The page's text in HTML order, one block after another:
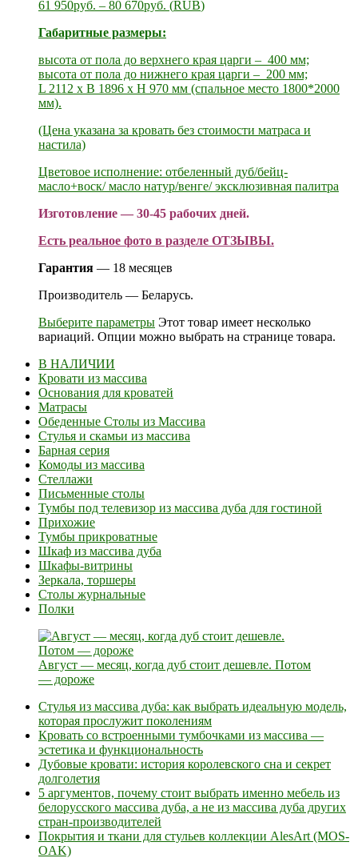
61 950руб. – 80 670руб. (RUB)
Габаритные размеры:
высота от пола до верхнего края царги – 400 мм;
высота от пола до нижнего края царги – 200 мм;
L 2112 x B 1896 х H 970 мм (спальное место 1800*2000
мм).
(Цена указана за кровать без стоимости матраса и
настила)
Цветовое исполнение: отбеленный дуб/бейц-
масло+воск/ масло натур/венге/ эксклюзивная палитра
Изготовление — 30-45 рабочих дней.
Есть реальное фото в разделе ОТЗЫВЫ.
Гарантия — 18 месяцев
Производитель — Беларусь.
Выберите параметры Этот товар имеет несколько
вариаций. Опции можно выбрать на странице товара.
В НАЛИЧИИ
Кровати из массива
Основания для кроватей
Матрасы
Обеденные Столы из Массива
Стулья и скамьи из массива
Барная серия
Комоды из массива
Стеллажи
Письменные столы
Тумбы под телевизор из массива дуба для гостиной
Прихожие
Тумбы прикроватные
Шкаф из массива дуба
Шкафы-витрины
Зеркала, торшеры
Столы журнальные
Полки
Август — месяц, когда дуб стоит дешевле. Потом
— дороже
Стулья из массива дуба: как выбрать идеальную модель,
которая прослужит поколениям
Кровать со встроенными тумбочками из массива —
эстетика и функциональность
Дубовые кровати: история королевского сна и секрет
долголетия
5 аргументов, почему стоит выбрать именно мебель из
белорусского массива дуба, а не из массива дуба других
стран-производителей
Покрытия и ткани для стульев коллекции AlesArt (MOS-
OAK)